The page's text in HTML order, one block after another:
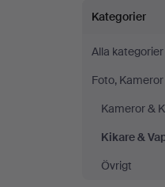
Kikare
&
på
Kategorier
Alla kategorier
Foto,
Kameror &
Kikare &
Övrigt